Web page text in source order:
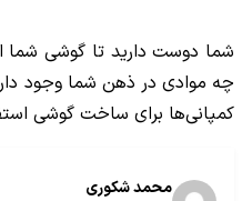
شما دوست دارید تا گوشی
چه موادی در ذهن شما وجود
کمپانی‌ها برای ساخت گوشی
محمد شکوری